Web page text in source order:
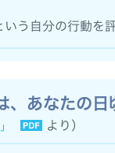
いう自分の行動を
、あなたの日
より）